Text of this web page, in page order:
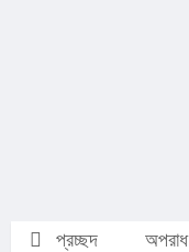
প্রচ্ছদ অপরাধ